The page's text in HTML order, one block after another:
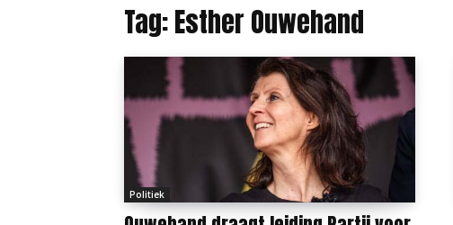
Tag:Esther Ouwehand
Politiek